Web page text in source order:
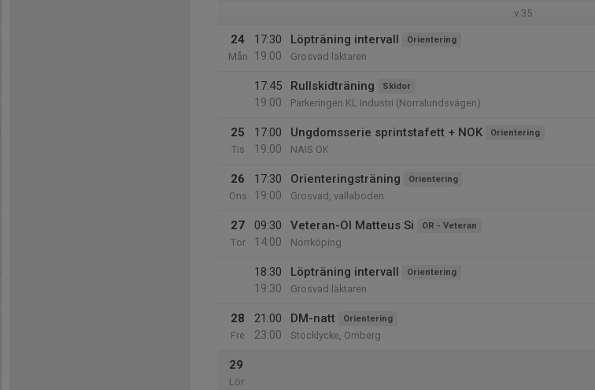
v.35
24
Mån
17:30
19:00
Löpträning intervall Orientering
Grosvad läktaren
17:45
19:00
Rullskidträning Skidor
Parkeringen KL Industri (Norralundsvägen)
25
Tis
17:00
19:00
Ungdomsserie sprintstafett + NOK Orientering
NAIS OK
26
Ons
17:30
19:00
Orienteringsträning Orientering
Grosvad, vallaboden
27
Tor
09:30
14:00
Veteran-Ol Matteus Si OR - Veteran
Norrköping
18:30
19:30
Löpträning intervall Orientering
Grosvad läktaren
28
Fre
21:00
23:00
DM-natt Orientering
Stocklycke, Omberg
29
Lör